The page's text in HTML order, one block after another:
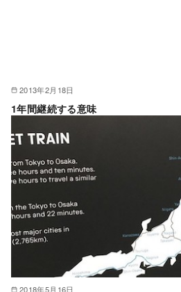
2013年2月18日
1年間継続する意味
2018年5月16日